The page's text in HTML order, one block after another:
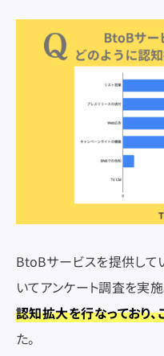
BtoBサービスを提供して
いてアンケート調査を実施
認知拡大を行なっており
た。